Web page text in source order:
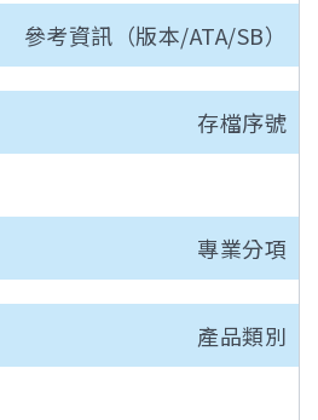
參考資訊（版本/ATA/SB）
存檔序號
專業分項
產品類別